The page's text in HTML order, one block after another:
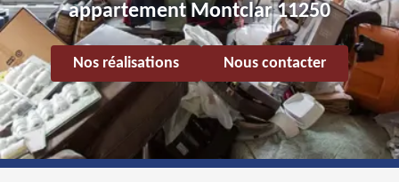
appartement Montclar 11250
Nos réalisations Nous contacter